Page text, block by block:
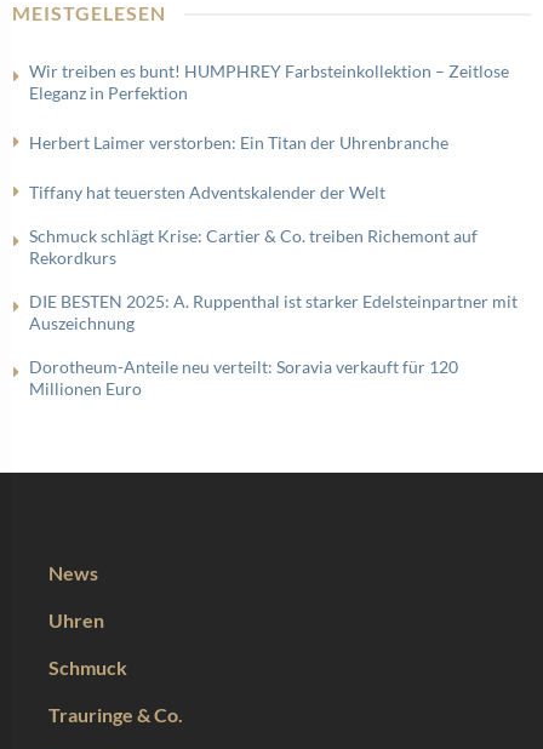
MEISTGELESEN
Wir treiben es bunt! HUMPHREY Farbsteinkollektion – Zeitlose
Eleganz in Perfektion
Herbert Laimer verstorben: Ein Titan der Uhrenbranche
Tiffany hat teuersten Adventskalender der Welt
Schmuck schlägt Krise: Cartier & Co. treiben Richemont auf
Rekordkurs
DIE BESTEN 2025: A. Ruppenthal ist starker Edelsteinpartner mit
Auszeichnung
Dorotheum-Anteile neu verteilt: Soravia verkauft für 120
Millionen Euro
News
Uhren
Schmuck
Trauringe & Co.